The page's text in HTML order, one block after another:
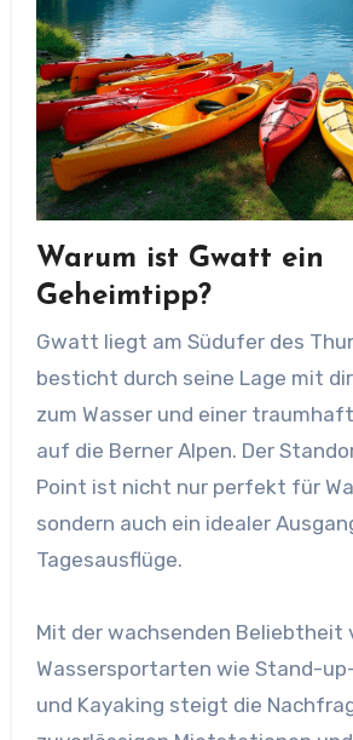
Warum ist Gwatt ein
Geheimtipp?
Gwatt liegt am Südufer des
besticht durch seine Lage mit
zum Wasser und einer
auf die Berner Alpen. Der
Point ist nicht nur perfekt für
sondern auch ein idealer
Tagesausflüge.
Mit der wachsenden Beliebtheit
Wassersportarten wie Stand-
und Kayaking steigt die